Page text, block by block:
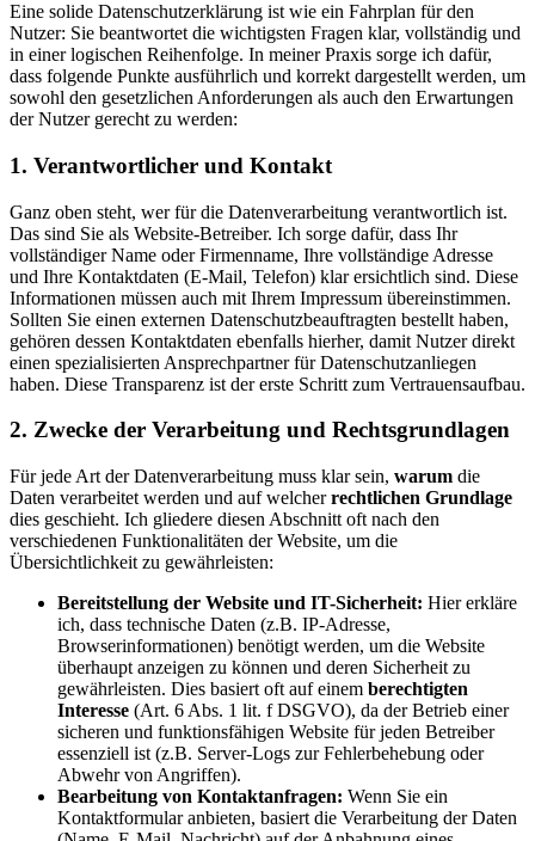
Eine solide Datenschutzerklärung ist wie ein Fahrplan für den
Nutzer: Sie beantwortet die wichtigsten Fragen klar, vollständig und
in einer logischen Reihenfolge. In meiner Praxis sorge ich dafür,
dass folgende Punkte ausführlich und korrekt dargestellt werden, um
sowohl den gesetzlichen Anforderungen als auch den Erwartungen
der Nutzer gerecht zu werden:
1. Verantwortlicher und Kontakt
Ganz oben steht, wer für die Datenverarbeitung verantwortlich ist.
Das sind Sie als Website-Betreiber. Ich sorge dafür, dass Ihr
vollständiger Name oder Firmenname, Ihre vollständige Adresse
und Ihre Kontaktdaten (E-Mail, Telefon) klar ersichtlich sind. Diese
Informationen müssen auch mit Ihrem Impressum übereinstimmen.
Sollten Sie einen externen Datenschutzbeauftragten bestellt haben,
gehören dessen Kontaktdaten ebenfalls hierher, damit Nutzer direkt
einen spezialisierten Ansprechpartner für Datenschutzanliegen
haben. Diese Transparenz ist der erste Schritt zum Vertrauensaufbau.
2. Zwecke der Verarbeitung und Rechtsgrundlagen
Für jede Art der Datenverarbeitung muss klar sein, warum die
Daten verarbeitet werden und auf welcherrechtlichen Grundlage
dies geschieht. Ich gliedere diesen Abschnitt oft nach den
verschiedenen Funktionalitäten der Website, um die
Übersichtlichkeit zu gewährleisten:
Bereitstellung der Website und IT-Sicherheit: Hier erkläre
ich, dass technische Daten (z.B. IP-Adresse,
Browserinformationen) benötigt werden, um die Website
überhaupt anzeigen zu können und deren Sicherheit zu
gewährleisten. Dies basiert oft auf einem berechtigten
Interesse (Art. 6 Abs. 1 lit. f DSGVO), da der Betrieb einer
sicheren und funktionsfähigen Website für jeden Betreiber
essenziell ist (z.B. Server-Logs zur Fehlerbehebung oder
Abwehr von Angriffen).
Bearbeitung von Kontaktanfragen: Wenn Sie ein
Kontaktformular anbieten, basiert die Verarbeitung der Daten